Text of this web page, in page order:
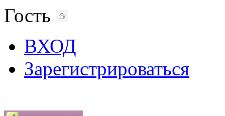
Гость
ВХОД
Зарегистрироваться